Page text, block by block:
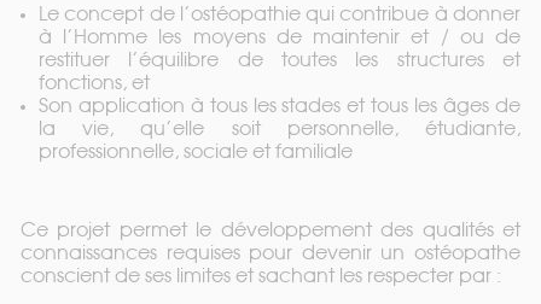
Terminale Ostéo
Le concept de l’ostéopathie qui contribue à donner
à l’Homme les moyens de maintenir et / ou de
restituer l’équilibre de toutes les structures et
fonctions, et
Son application à tous les stades et tous les âges de
la vie, qu’elle soit personnelle, étudiante,
professionnelle, sociale et familiale
Ce projet permet le développement des qualités et
connaissances requises pour devenir un ostéopathe
conscient de ses limites et sachant les respecter par :